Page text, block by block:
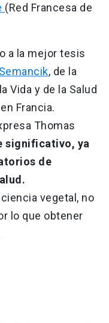
(Red Francesa de
a la mejor tesis
, de la
Vida y de la Salud
Francia.
Thomas
significativo, ya
de
vegetal, no
lo que obtener